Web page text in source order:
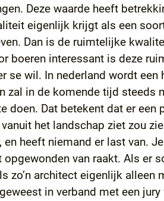
Deze waarde heeft
eigenlijk krijgt als een
Dan is de ruimtelijke
boeren interessant is deze
wil. In nederland wordt
in de komende tijd steeds
doen. Dat betekent dat er
het landschap ziet zou
heeft niemand er last van.
van raakt. Als
zo’n architect eigenlijk
in verband met een